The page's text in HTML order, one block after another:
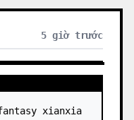
5 giờ trước
xianxia